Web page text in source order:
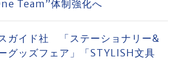
Team”体制強化へ
ガイド社 「ステーショナリー&
グッズフェア」「STYLISH文具